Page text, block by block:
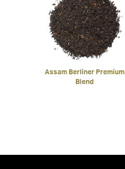
Assam Berliner Premium
Blend